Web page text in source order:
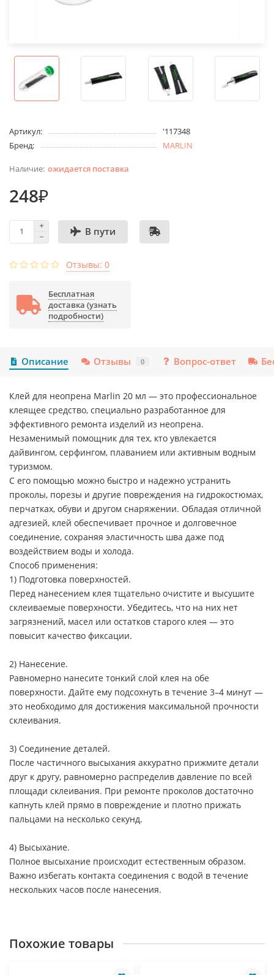
Артикул:
'117348
Бренд:
MARLIN
ожидается поставка
248₽
В пути
Отзывы: 0
Бесплатная
доставка (узнать
подробности)
Описание Отзывы 0 Вопрос-ответ
Клей для неопрена Marlin 20 мл — это профессиональное
клеящее средство, специально разработанное для
эффективного ремонта изделий из неопрена.
Незаменимый помощник для тех, кто увлекается
дайвингом, серфингом, плаванием или активным водным
туризмом.
С его помощью можно быстро и надежно устранить
проколы, порезы и другие повреждения на гидрокостюмах,
перчатках, обуви и другом снаряжении. Обладая отличной
адгезией, клей обеспечивает прочное и долговечное
соединение, сохраняя эластичность шва даже под
воздействием воды и холода.
Способ применения:
1) Подготовка поверхностей.
Перед нанесением клея тщательно очистите и высушите
склеиваемые поверхности. Убедитесь, что на них нет
загрязнений, масел или остатков старого клея — это
повысит качество фиксации.
2) Нанесение.
Равномерно нанесите тонкий слой клея на обе
поверхности. Дайте ему подсохнуть в течение 3–4 минут —
это необходимо для достижения максимальной прочности
склеивания.
3) Соединение деталей.
После частичного высыхания аккуратно прижмите детали
друг к другу, равномерно распределив давление по всей
площади склеивания. При ремонте проколов достаточно
капнуть клей прямо в повреждение и плотно прижать
пальцами на несколько секунд.
4) Высыхание.
Полное высыхание происходит естественным образом.
Важно избегать контакта соединения с водой в течение
нескольких часов после нанесения.
Похожие товары